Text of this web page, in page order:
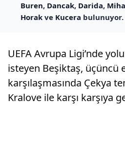
Buren, Dancak, Darida,
Horak ve Kucera bulunuyor.
UEFA Avrupa Ligi’nde
isteyen Beşiktaş, üçüncü
karşılaşmasında Çekya
Kralove ile karşı karşıya